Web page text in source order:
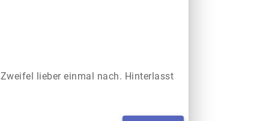
lieber einmal nach. Hinterlasst